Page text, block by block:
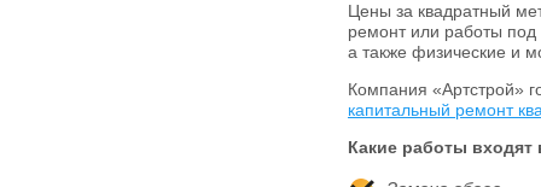
Цены за квадратный
ремонт или работы
а также физические и
Компания «Артстрой»
капитальный ремонт
Какие работы входят